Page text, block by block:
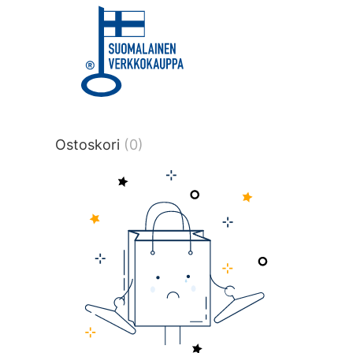
title or content.","post_type":
tmlmvi","meta_query":
data-original-query-vars="[]" data-
Ostoskori (0)